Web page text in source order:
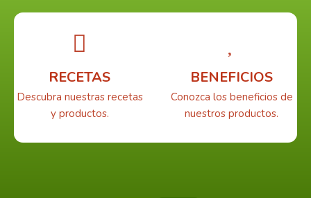
RECETAS
Descubra nuestras recetas
y productos.
BENEFICIOS
Conozca los beneficios de
nuestros productos.